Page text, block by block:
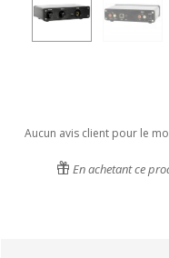
Aucun avis client pour le
En achetant ce